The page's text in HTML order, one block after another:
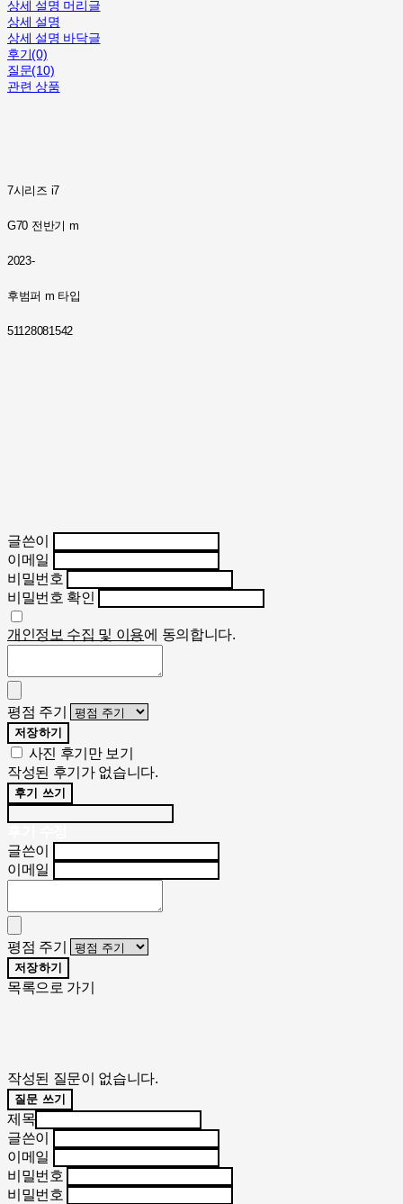
상세 설명 머리글
상세 설명
상세 설명 바닥글
후기(0)
질문(10)
관련 상품
7시리즈 i7
G70 전반기 m
2023-
후범퍼 m 타입
51128081542
글쓴이
이메일
비밀번호
비밀번호 확인
개인정보 수집 및 이용에 동의합니다.
평점 주기
저장하기
사진 후기만 보기
작성된 후기가 없습니다.
후기 쓰기
글쓴이
이메일
평점 주기
저장하기
목록으로 가기
작성된 질문이 없습니다.
질문 쓰기
제목
글쓴이
이메일
비밀번호
비밀번호